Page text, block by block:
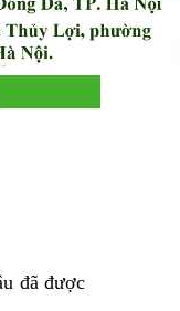
đã được